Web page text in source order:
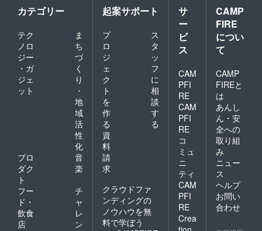
カテゴリー
テク
ノロ
ジー
・ガ
ジェ
ット
ま
ち
づ
く
り
・
地
域
活
性
化
プロ
ダク
ト
音
楽
フー
ド・
飲食
店
チ
ャ
レ
ン
起案サポート
プ
ロ
ジ
ェ
ク
ト
を
作
る
ス
タ
ッ
フ
に
相
談
す
る
資
料
請
求
クラウドファ
ンディングの
ノウハウを無
料で学ぼう
サ
ー
ビ
ス
CAM
PFI
RE
CAM
PFI
RE
コ
ミュ
ニ
ティ
CAM
PFI
RE
Crea
CAMP
FIRE
につい
て
CAMP
FIREと
は
あんし
ん・安
全への
取り組
み
ニュー
ス
ヘルプ
お問い
合わせ